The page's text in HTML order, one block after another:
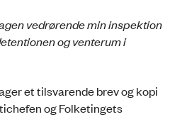
vedrørende min inspektion
og venterum i
et tilsvarende brev og kopi
og Folketingets